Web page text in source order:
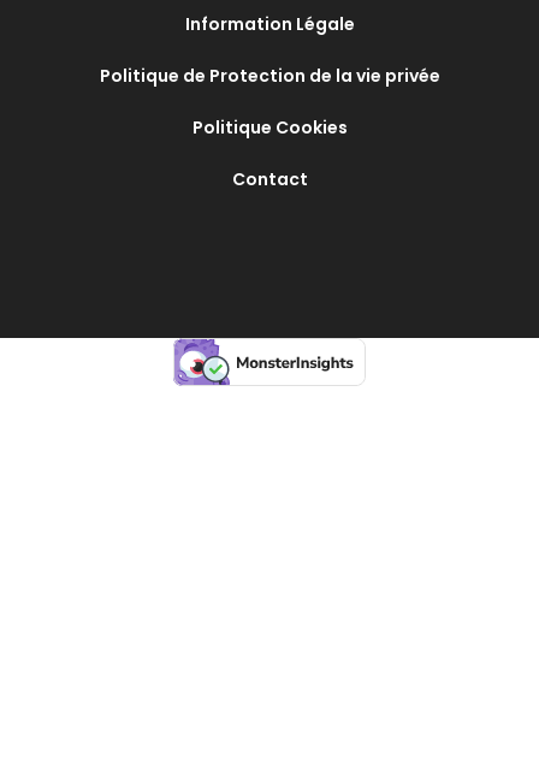
Information Légale
Politique de Protection de la vie privée
Politique Cookies
Contact